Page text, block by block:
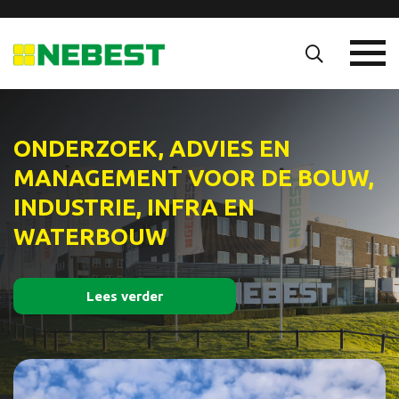
ONDERZOEK, ADVIES EN
MANAGEMENT VOOR DE BOUW,
INDUSTRIE, INFRA EN
WATERBOUW
Lees verder